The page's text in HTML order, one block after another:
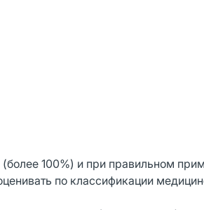
100%) и при правильном
по классификации